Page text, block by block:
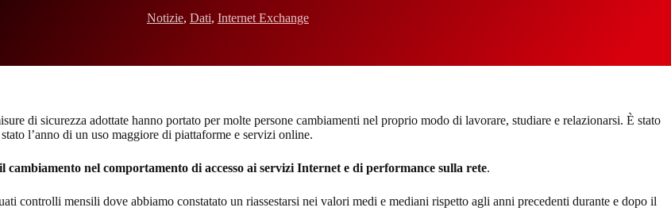
Notizie, Dati, Internet Exchange
di sicurezza adottate hanno portato per molte persone cambiamenti nel proprio modo di lavorare, studiare e relazionarsi. È stato
l’anno di un uso maggiore di piattaforme e servizi online.
il cambiamento nel comportamento di accesso ai servizi Internet e di performance sulla rete.
controlli mensili dove abbiamo constatato un riassestarsi nei valori medi e mediani rispetto agli anni precedenti durante e dopo il